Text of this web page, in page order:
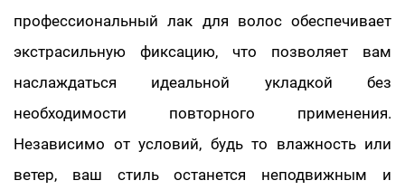
профессиональный лак для волос обеспечивает
экстрасильную фиксацию, что позволяет вам
наслаждаться идеальной укладкой без
необходимости повторного применения.
Независимо от условий, будь то влажность или
ветер, ваш стиль останется неподвижным и